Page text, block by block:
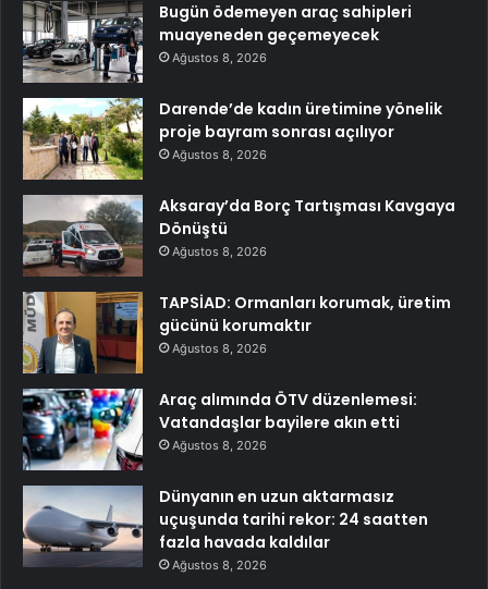
Bugün ödemeyen araç sahipleri
muayeneden geçemeyecek
Ağustos 8, 2026
Darende’de kadın üretimine yönelik
proje bayram sonrası açılıyor
Ağustos 8, 2026
Aksaray’da Borç Tartışması Kavgaya
Dönüştü
Ağustos 8, 2026
TAPSİAD: Ormanları korumak, üretim
gücünü korumaktır
Ağustos 8, 2026
Araç alımında ÖTV düzenlemesi:
Vatandaşlar bayilere akın etti
Ağustos 8, 2026
Dünyanın en uzun aktarmasız
uçuşunda tarihi rekor: 24 saatten
fazla havada kaldılar
Ağustos 8, 2026